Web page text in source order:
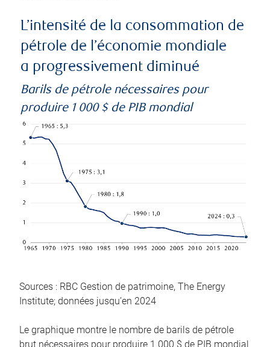
L’intensité de la consommation de
pétrole de l’économie mondiale
a progressivement diminué
Barils de pétrole nécessaires pour
produire 1 000 $ de PIB mondial
Sources : RBC Gestion de patrimoine, The Energy
Institute; données jusqu’en 2024
Le graphique montre le nombre de barils de pétrole
brut nécessaires pour produire 1 000 $ de PIB mondial